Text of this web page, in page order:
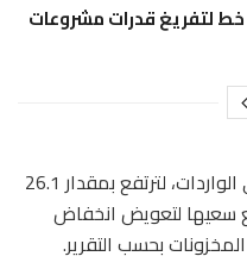
خط لتفريغ قدرات مشروعات
واستحوذت أوروبا على أكبر زيادة في الواردات، لترتفع بمقدار 26.1
طن، مع سعيها لتعويض انخفاض
بحسب التقرير.